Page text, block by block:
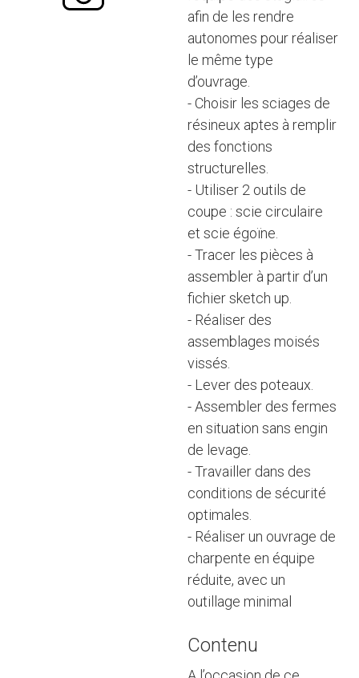
afin de les rendre
autonomes pour réaliser
le même type
d’ouvrage.
- Choisir les sciages de
résineux aptes à remplir
des fonctions
structurelles.
- Utiliser 2 outils de
coupe : scie circulaire
et scie égoïne.
- Tracer les pièces à
assembler à partir d’un
fichier sketch up.
- Réaliser des
assemblages moisés
vissés.
- Lever des poteaux.
- Assembler des fermes
en situation sans engin
de levage.
- Travailler dans des
conditions de sécurité
optimales.
- Réaliser un ouvrage de
charpente en équipe
réduite, avec un
outillage minimal
Contenu